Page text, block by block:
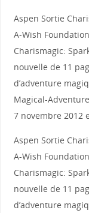
Aspen Sortie
A-Wish
Charismagic:
nouvelle de 11
d’adventure
Magical-
7 novembre 2012
Aspen Sortie
A-Wish
Charismagic:
nouvelle de 11
d’adventure